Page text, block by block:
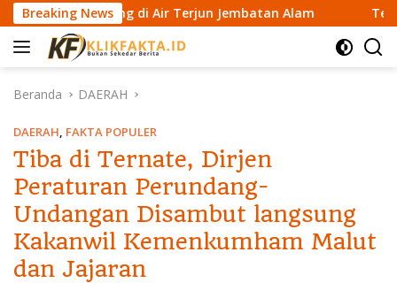
a
Breaking News
Hilang di Air Terjun Jembatan Alam Terpeleset di
Beranda DAERAH
DAERAH, FAKTA POPULER
Tiba di Ternate, Dirjen
Peraturan Perundang-
Undangan Disambut langsung
Kakanwil Kemenkumham Malut
dan Jajaran